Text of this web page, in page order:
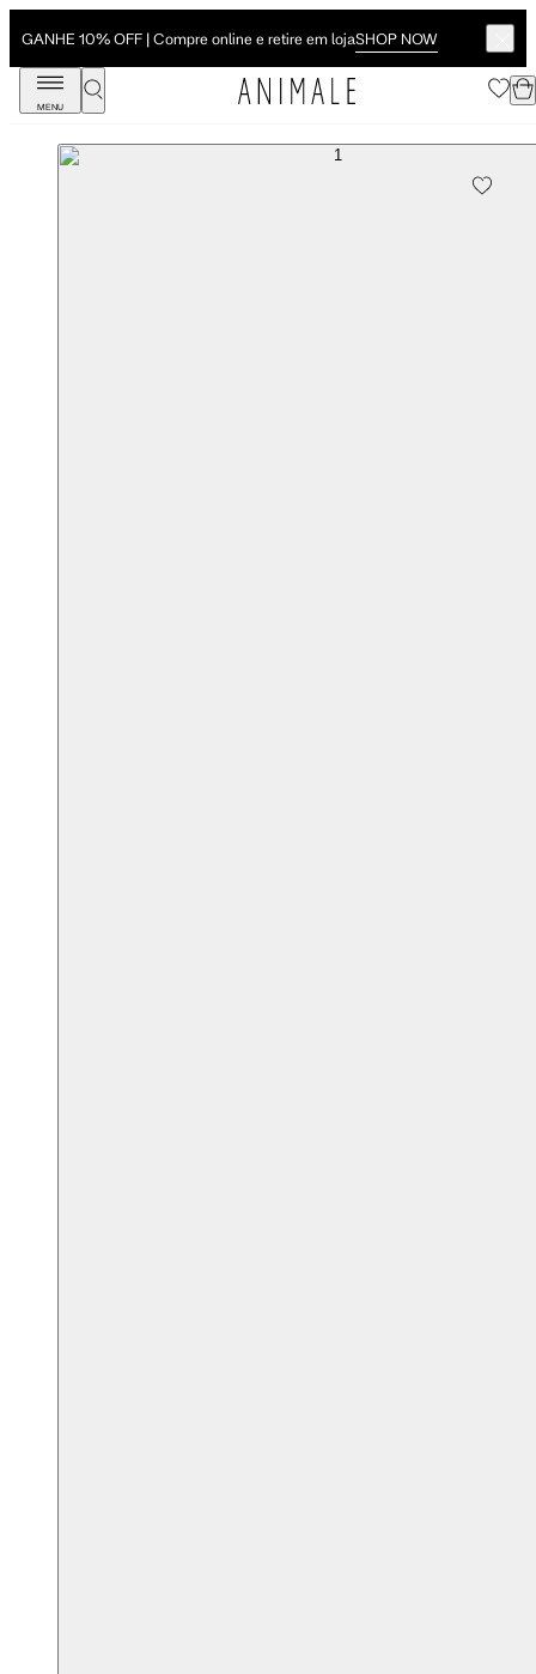
GANHE 10% OFF | Compre online e retire em lojaSHOP NOW
MENU